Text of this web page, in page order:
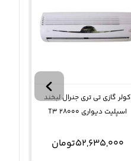
کولر گازی تی تری جنرال لبخند
اسپلیت دیواری 28000 T3
52,635,000تومان